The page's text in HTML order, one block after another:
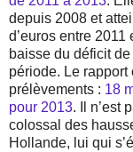
depuis 2008 et
d’euros entre
baisse du déficit
période. Le
prélèvements : 18
pour 2013. Il n’est
colossal des
Hollande, lui qui